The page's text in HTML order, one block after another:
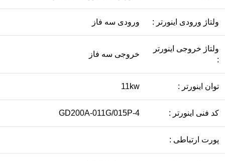
ولتاژ ورودی اینورتر : ورودی سه فاز
ولتاژ خروجی اینورتر
:
خروجی سه فاز
توان اینورتر : 11kw
کد فنی اینورتر : GD200A-011G/015P-4
پورت ارتباطی :